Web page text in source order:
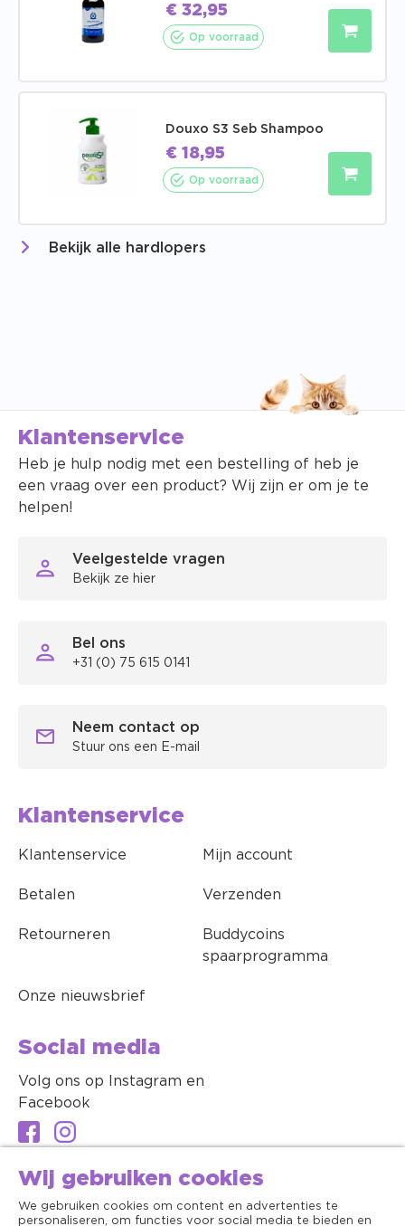
€ 32,95
Op voorraad
Douxo S3 Seb Shampoo
€ 18,95
Op voorraad
Bekijk alle hardlopers
Klantenservice
Heb je hulp nodig met een bestelling of heb je
een vraag over een product? Wij zijn er om je te
helpen!
Veelgestelde vragen
Bekijk ze hier
Bel ons
+31 (0) 75 615 0141
Neem contact op
Stuur ons een E-mail
Klantenservice
Klantenservice Mijn account
Betalen Verzenden
Retourneren
Buddycoins
spaarprogramma
Onze nieuwsbrief
Social media
Volg ons op Instagram en
Facebook
Wij gebruiken cookies
We gebruiken cookies om content en advertenties te
personaliseren, om functies voor social media te bieden en